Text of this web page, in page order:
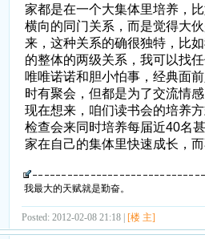
家都是在一个大集体里培养，
横向的同门关系，而是觉得大
来，这种关系的确很独特，比
的整体的两级关系，我可以找
唯唯诺诺和胆小怕事，经典面
时有聚会，但都是为了交流情
现在想来，咱们读书会的培养
检查会来同时培养每届近40名
家在自己的集体里快速成长，
我最大的天赋就是勤奋。
Posted: 2012-02-08 21:18 | [楼 主]